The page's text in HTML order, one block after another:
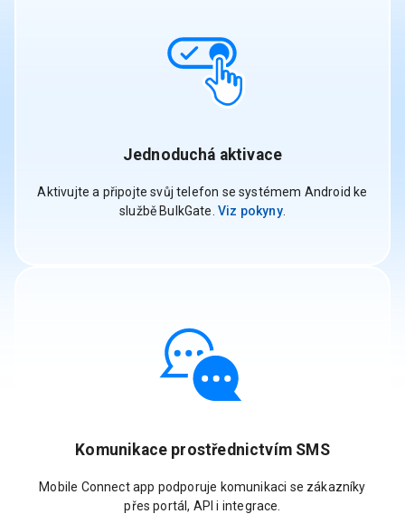
Jednoduchá aktivace
Aktivujte a připojte svůj telefon se systémem Android ke
službě BulkGate.Viz pokyny.
Komunikace prostřednictvím SMS
Mobile Connect app podporuje komunikaci se zákazníky
přes portál, API i integrace.